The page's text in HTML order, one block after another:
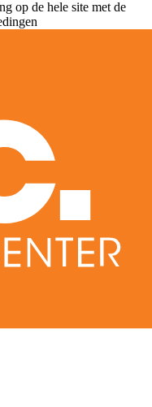
op de hele site met de